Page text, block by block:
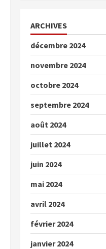
ARCHIVES
décembre 2024
novembre 2024
octobre 2024
septembre 2024
août 2024
juillet 2024
juin 2024
mai 2024
avril 2024
février 2024
janvier 2024